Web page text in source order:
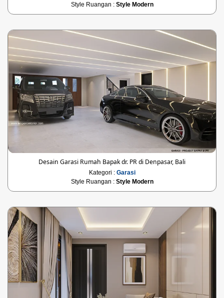
Style Ruangan : Style Modern
Desain Garasi Rumah Bapak dr. PR di Denpasar, Bali
Kategori : Garasi
Style Ruangan : Style Modern